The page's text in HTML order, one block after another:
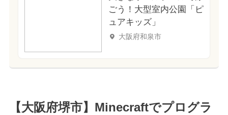
ごう！大型室内公園「ピ
ュアキッズ」
大阪府和泉市
【大阪府堺市】Minecraftでプログラ